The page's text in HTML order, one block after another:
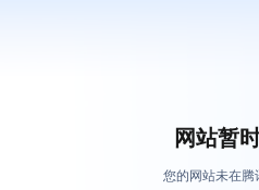
网站暂
您的网站未在腾